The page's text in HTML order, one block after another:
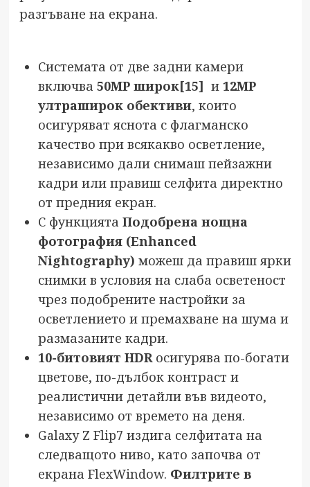
разгъване на екрана.
Системата от две задни камери
включва 50МР широк[15] и 12МР
ултраширок обективи, които
осигуряват яснота с флагманско
качество при всякакво осветление,
независимо дали снимаш пейзажни
кадри или правиш селфита директно
от предния екран.
С функцията Подобрена нощна
фотография (Enhanced
Nightography) можеш да правиш ярки
снимки в условия на слаба осветеност
чрез подобрените настройки за
осветлението и премахване на шума и
размазаните кадри.
10-битовият HDRосигурява по-богати
цветове, по-дълбок контраст и
реалистични детайли във видеото,
независимо от времето на деня.
Galaxy Z Flip7 издига селфитата на
следващото ниво, като започва от
екрана FlexWindow. Филтрите в